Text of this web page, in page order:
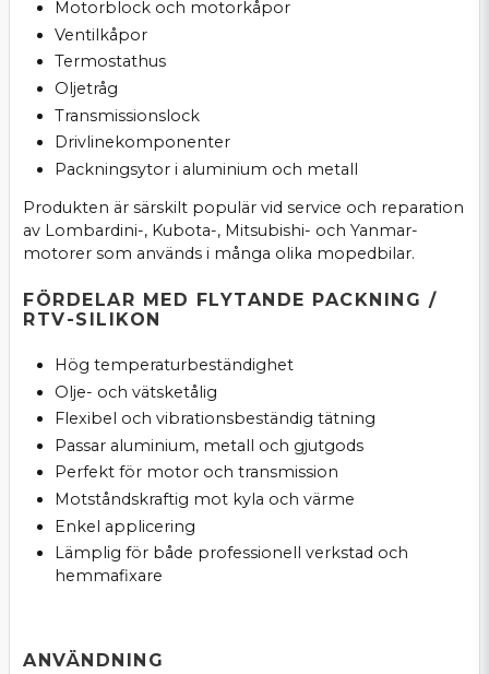
Motorblock och motorkåpor
Ventilkåpor
Termostathus
Oljetråg
Transmissionslock
Drivlinekomponenter
Packningsytor i aluminium och metall
Produkten är särskilt populär vid service och reparation
av Lombardini-, Kubota-, Mitsubishi- och Yanmar-
motorer som används i många olika mopedbilar.
FÖRDELAR MED FLYTANDE PACKNING /
RTV-SILIKON
Hög temperaturbeständighet
Olje- och vätsketålig
Flexibel och vibrationsbeständig tätning
Passar aluminium, metall och gjutgods
Perfekt för motor och transmission
Motståndskraftig mot kyla och värme
Enkel applicering
Lämplig för både professionell verkstad och
hemmafixare
ANVÄNDNING